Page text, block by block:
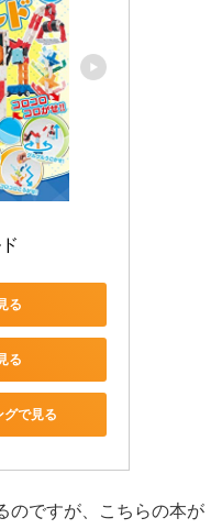
る
る
グで見る
のですが、こちらの本が